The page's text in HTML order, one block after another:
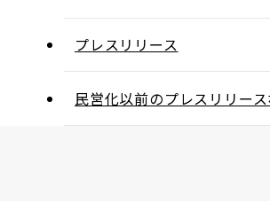
プレスリリース
民営化以前のプレスリリー